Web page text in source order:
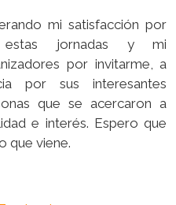
mi satisfacción por
estas jornadas y mi
por invitarme, a
por sus interesantes
que se acercaron a
e interés. Espero que
que viene.